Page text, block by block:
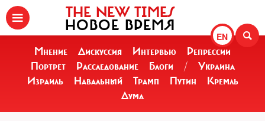
EN
THE NEW TIMES
НОВОЕ ВРЕМЯ
Мнение Дискуссия Интервью
Репрессии
Портрет
Расследование Блоги /
Украина
Израиль
Навальный Трамп Путин
Кремль
Дума